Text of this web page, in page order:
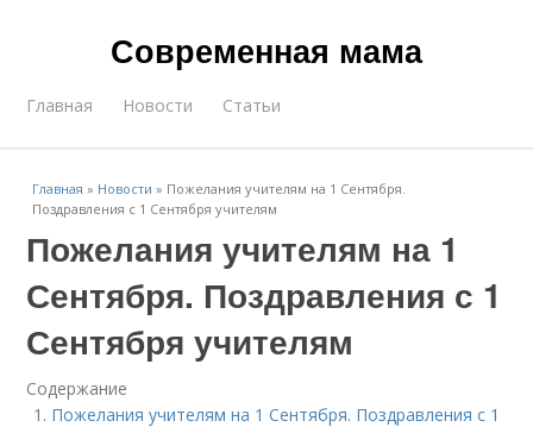
Современная мама
Главная Новости Статьи
Главная » Новости » Пожелания учителям на 1 Сентября.
Поздравления с 1 Сентября учителям
Пожелания учителям на 1
Сентября. Поздравления с 1
Сентября учителям
Содержание
Пожелания учителям на 1 Сентября. Поздравления с 1